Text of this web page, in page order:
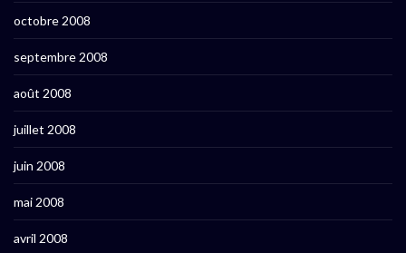
octobre 2008
septembre 2008
août 2008
juillet 2008
juin 2008
mai 2008
avril 2008